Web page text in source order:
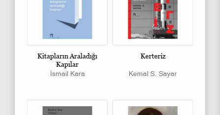
Kitapların Araladığı
Kapılar
İsmail Kara
Kerteriz
Kemal S. Sayar